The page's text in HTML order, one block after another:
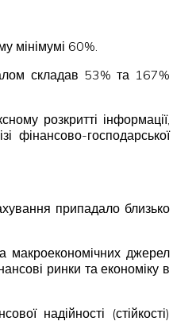
мінімумі 60%.
складав 53% та 167%
розкритті інформації,
фінансово-господарської
припадало близько
макроекономічних джерел
ринки та економіку в
надійності (стійкості)